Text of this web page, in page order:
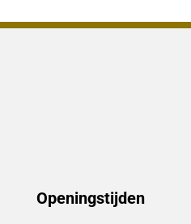
Openingstijden